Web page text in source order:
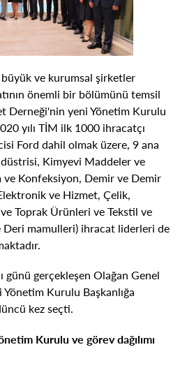
büyük ve kurumsal şirketler
önemli bir bölümünü temsil
Derneği'nin yeni Yönetim Kurulu
yılı TİM ilk 1000 ihracatçı
Ford dahil olmak üzere, 9 ana
Kimyevi Maddeler ve
ve Konfeksiyon, Demir ve Demir
ve Hizmet, Çelik,
Toprak Ürünleri ve Tekstil ve
Deri mamulleri) ihracat liderleri de
günü gerçekleşen Olağan Genel
Kurulu Başkanlığa
kez seçti.
Kurulu ve görev dağılımı